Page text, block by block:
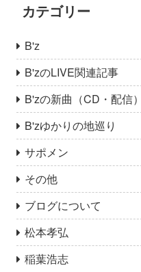
カテゴリー
B'z
B'zのLIVE関連記事
B'zの新曲（CD・配信
B'zゆかりの地巡り
サポメン
その他
ブログについて
松本孝弘
稲葉浩志